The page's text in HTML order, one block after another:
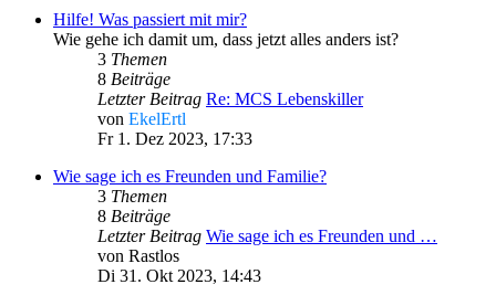
Hilfe! Was passiert mit mir?
Wie gehe ich damit um, dass jetzt alles anders ist?
3 Themen
8 Beiträge
Letzter Beitrag Re: MCS Lebenskiller
von EkelErtl
Fr 1. Dez 2023, 17:33
Wie sage ich es Freunden und Familie?
3 Themen
8 Beiträge
Letzter Beitrag Wie sage ich es Freunden und …
von Rastlos
Di 31. Okt 2023, 14:43